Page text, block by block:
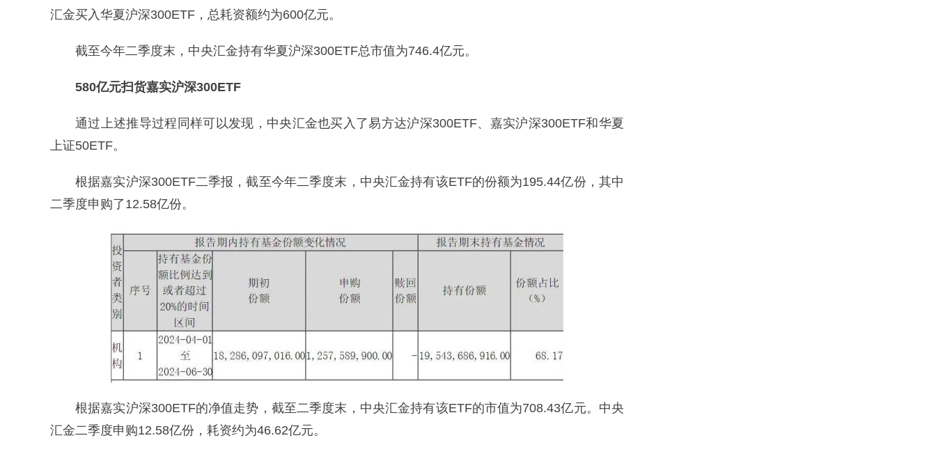
汇金买入华夏沪深300ETF，总耗资额约为600亿元。
截至今年二季度末，中央汇金持有华夏沪深300ETF总市值为746.4亿元。
580亿元扫货嘉实沪深300ETF
通过上述推导过程同样可以发现，中央汇金也买入了易方达沪深300ETF、嘉实沪深300ETF和华夏
上证50ETF。
根据嘉实沪深300ETF二季报，截至今年二季度末，中央汇金持有该ETF的份额为195.44亿份，其中
二季度申购了12.58亿份。
根据嘉实沪深300ETF的净值走势，截至二季度末，中央汇金持有该ETF的市值为708.43亿元。中央
汇金二季度申购12.58亿份，耗资约为46.62亿元。